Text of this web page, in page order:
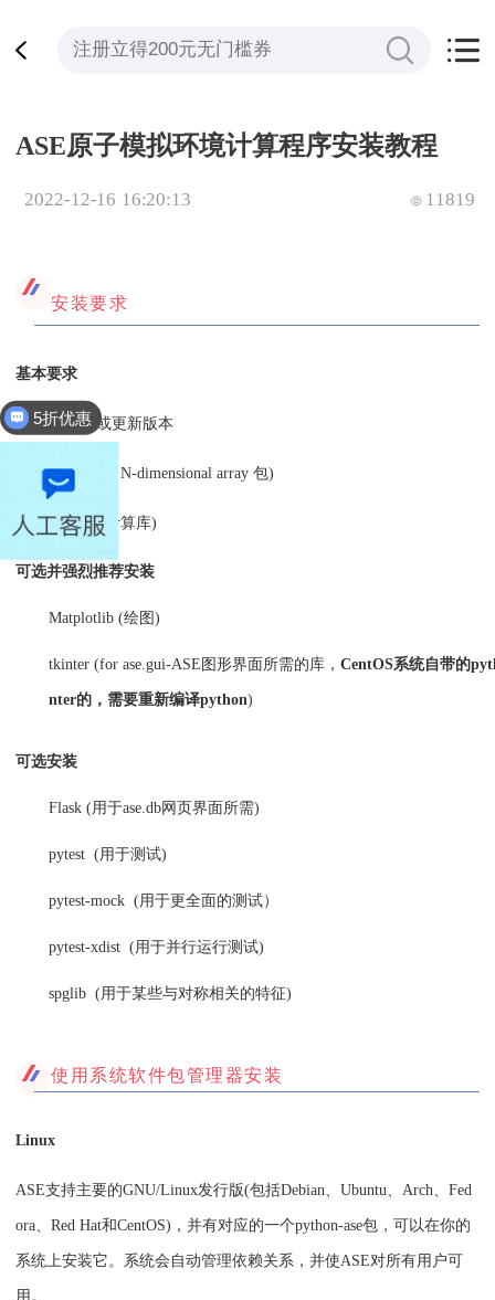
ASE原子模拟环境计算程序安装教程
2022-12-16 16:20:13 11819
安装要求
基本要求
* Python 3.6或更新版本
* NumPy (基础 N-dimensional array 包)
* SciPy (科学计算库)
可选并强烈推荐安装
Matplotlib (绘图)
tkinter (for ase.gui-ASE图形界面所需的库，CentOS系统自带的
nter的，需要重新编译python)
可选安装
Flask (用于ase.db网页界面所需)
pytest (用于测试)
pytest-mock (用于更全面的测试）
pytest-xdist (用于并行运行测试)
spglib (用于某些与对称相关的特征)
使用系统软件包管理器安装
Linux
ASE支持主要的GNU/Linux发行版(包括Debian、Ubuntu、Arch、Fed
ora、Red Hat和CentOS)，并有对应的一个python-ase包，可以在你的
系统上安装它。系统会自动管理依赖关系，并使ASE对所有用户可
用。
5折优惠